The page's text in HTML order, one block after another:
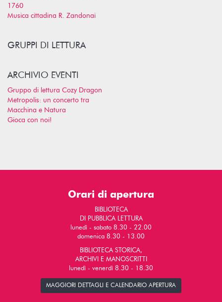
1760
Musica cittadina R. Zandonai
GRUPPI DI LETTURA
ARCHIVIO EVENTI
Gruppo di lettura Cozy Dragon
Metropolis: un concerto tra
Macchina e Natura
Gioca con noi!
Orari di apertura
BIBLIOTECA
DI PUBBLICA LETTURA
lunedì - sabato 8.30 - 22.00
domenica 8.30 - 13.00
BIBLIOTECA STORICA,
ARCHIVI E MANOSCRITTI
lunedì - venerdì 8.30 - 18.30
MAGGIORI DETTAGLI E CALENDARIO APERTURA